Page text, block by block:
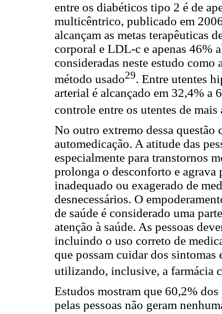
entre os diabéticos tipo 2 é de
multicêntrico, publicado em
alcançam as metas terapêuticas
corporal e LDL-c e apenas 46%
consideradas neste estudo
método usado29. Entre utentes
arterial é alcançado em 32,4% a
controle entre os utentes de
No outro extremo dessa questão
automedicação. A atitude das
especialmente para transtornos
prolonga o desconforto e agrava
inadequado ou exagerado de
desnecessários. O
de saúde é considerado uma
atenção à saúde. As pessoas
incluindo o uso correto de
que possam cuidar dos sintomas
utilizando, inclusive, a farmácia
Estudos mostram que 60,2%
pelas pessoas não geram